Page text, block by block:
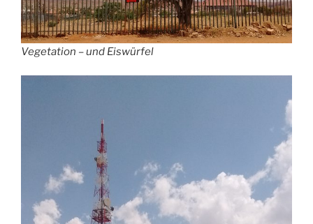
Vegetation – und Eiswürfel